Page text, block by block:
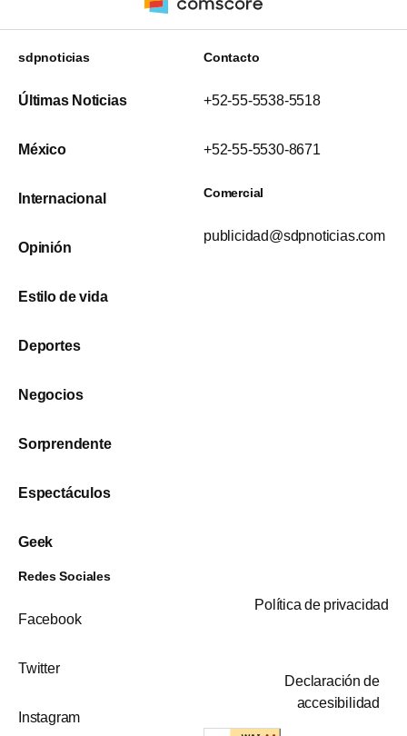
sdpnoticias
Últimas Noticias
México
Internacional
Opinión
Estilo de vida
Deportes
Negocios
Sorprendente
Espectáculos
Geek
Contacto
+52-55-5538-5518
+52-55-5530-8671
Comercial
publicidad@sdpnoticias.com
Redes Sociales
Facebook
Twitter
Instagram
Política de privacidad
Declaración de
accesibilidad